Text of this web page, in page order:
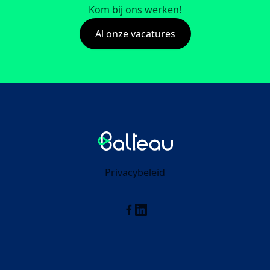
Kom bij ons werken!
Al onze vacatures
Balteau
Privacybeleid
Linkedin